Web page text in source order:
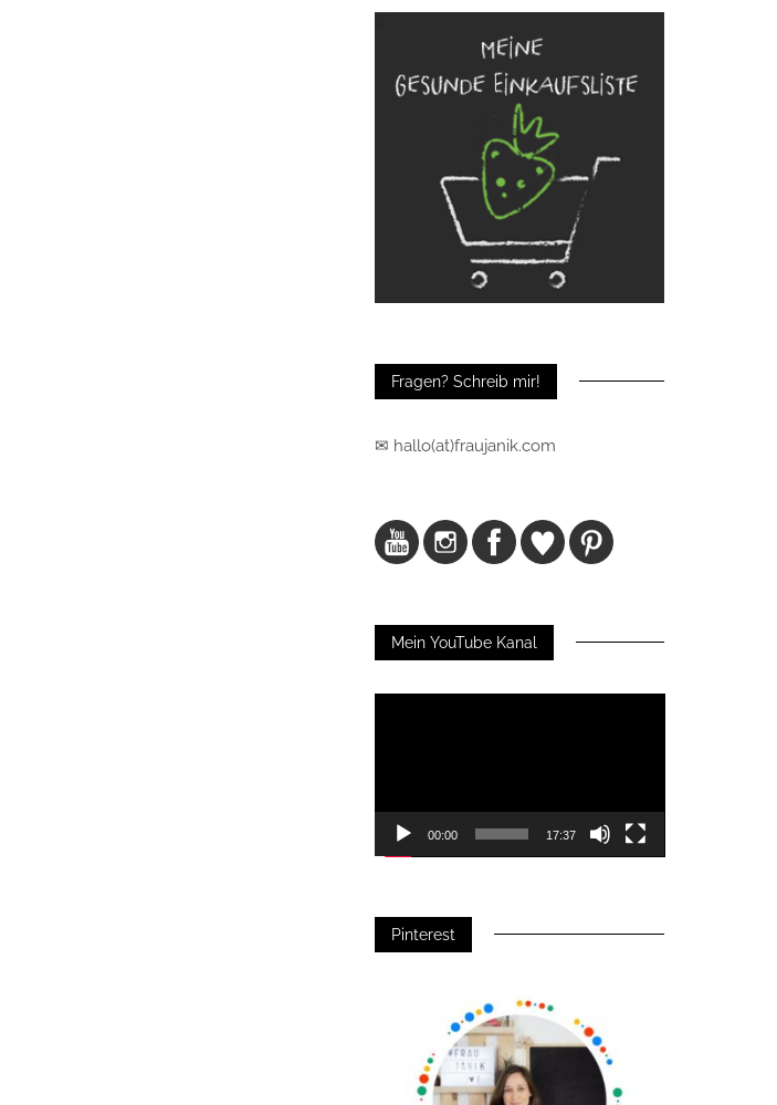
Fragen? Schreib mir!
✉ hallo(at)fraujanik.com
Mein YouTube Kanal
00:00 17:37
Pinterest